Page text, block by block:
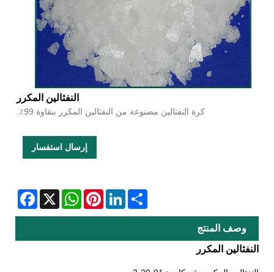
النفثالين المكرر
كرة النفثالين مصنوعة من النفثالين المكرر بنقاوة 99٪.
إرسال استفسار
X
WhatsAppPinterestLinkedInShare
وصف المنتج
النفثالين المكرر